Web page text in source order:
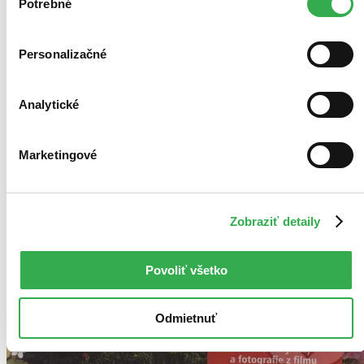
súhlasu
Potrebné
Personalizačné
Analytické
Marketingové
Zobraziť detaily
Povoliť všetko
Odmietnuť